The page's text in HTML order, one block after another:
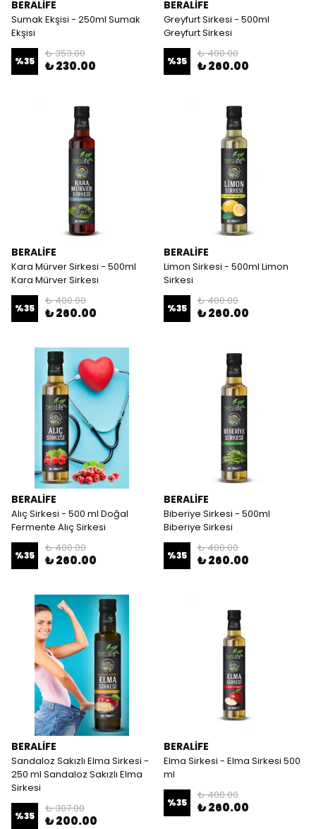
BERALİFE
Sumak Ekşisi - 250ml Sumak
Ekşisi
%35
₺ 353.00
₺ 230.00
BERALİFE
Greyfurt Sirkesi - 500ml
Greyfurt Sirkesi
%35
₺ 400.00
₺ 260.00
BERALİFE
Kara Mürver Sirkesi - 500ml
Kara Mürver Sirkesi
%35
₺ 400.00
₺ 260.00
BERALİFE
Limon Sirkesi - 500ml Limon
Sirkesi
%35
₺ 400.00
₺ 260.00
BERALİFE
Alıç Sirkesi - 500 ml Doğal
Fermente Alıç Sirkesi
%35
₺ 400.00
₺ 260.00
BERALİFE
Biberiye Sirkesi - 500ml
Biberiye Sirkesi
%35
₺ 400.00
₺ 260.00
BERALİFE
Sandaloz Sakızlı Elma Sirkesi -
250 ml Sandaloz Sakızlı Elma
Sirkesi
%35
₺ 307.00
₺ 200.00
BERALİFE
Elma Sirkesi - Elma Sirkesi 500
ml
%35
₺ 400.00
₺ 260.00